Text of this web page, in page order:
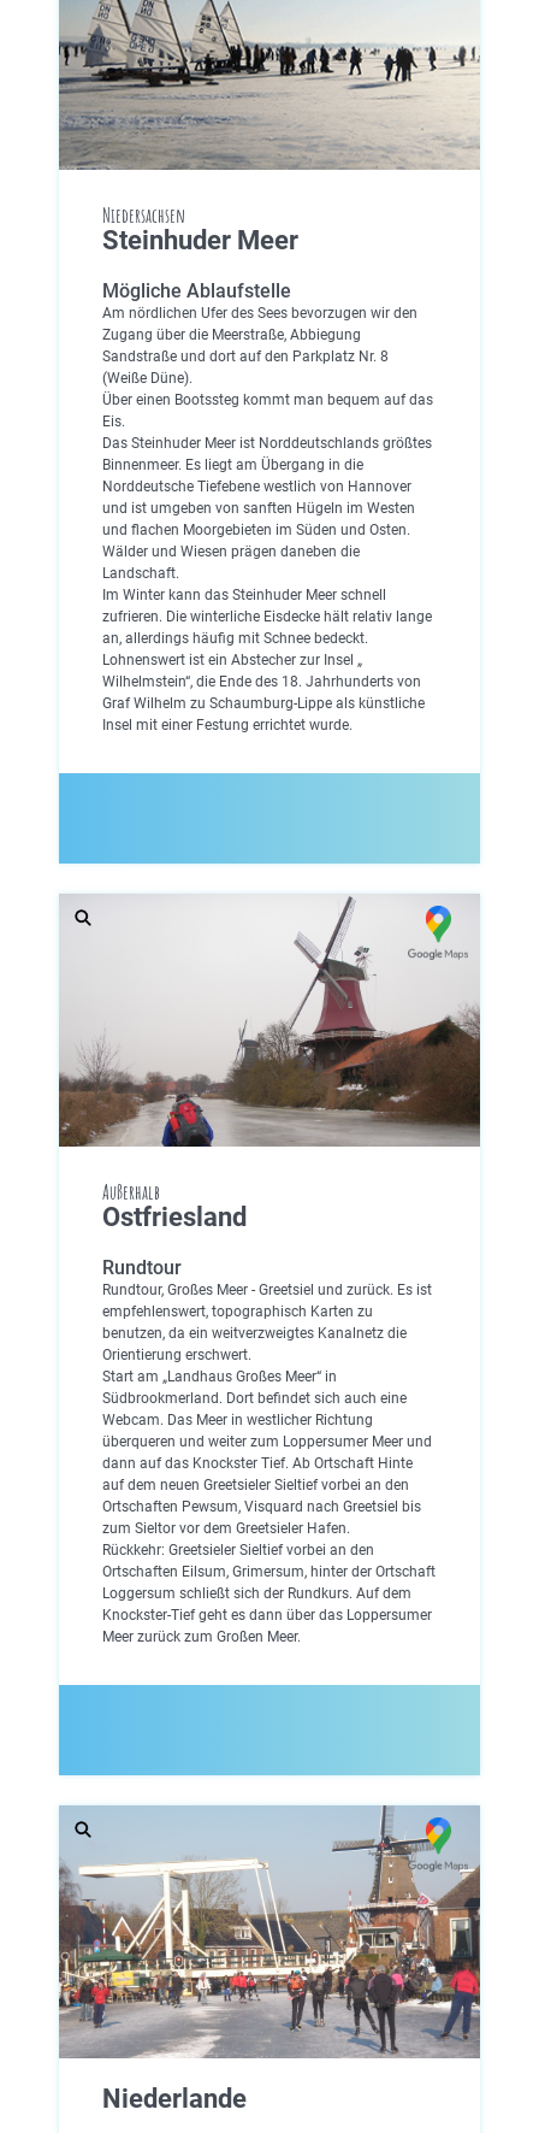
Niedersachsen
Steinhuder Meer
Mögliche Ablaufstelle
Am nördlichen Ufer des Sees bevorzugen wir den
Zugang über die Meerstraße, Abbiegung
Sandstraße und dort auf den Parkplatz Nr. 8
(Weiße Düne).
Über einen Bootssteg kommt man bequem auf das
Eis.
Das Steinhuder Meer ist Norddeutschlands größtes
Binnenmeer. Es liegt am Übergang in die
Norddeutsche Tiefebene westlich von Hannover
und ist umgeben von sanften Hügeln im Westen
und flachen Moorgebieten im Süden und Osten.
Wälder und Wiesen prägen daneben die
Landschaft.
Im Winter kann das Steinhuder Meer schnell
zufrieren. Die winterliche Eisdecke hält relativ lange
an, allerdings häufig mit Schnee bedeckt.
Lohnenswert ist ein Abstecher zur Insel „
Wilhelmstein“, die Ende des 18. Jahrhunderts von
Graf Wilhelm zu Schaumburg-Lippe als künstliche
Insel mit einer Festung errichtet wurde.
Außerhalb
Ostfriesland
Rundtour
Rundtour, Großes Meer - Greetsiel und zurück. Es ist
empfehlenswert, topographisch Karten zu
benutzen, da ein weitverzweigtes Kanalnetz die
Orientierung erschwert.
Start am „Landhaus Großes Meer“ in
Südbrookmerland. Dort befindet sich auch eine
Webcam. Das Meer in westlicher Richtung
überqueren und weiter zum Loppersumer Meer und
dann auf das Knockster Tief. Ab Ortschaft Hinte
auf dem neuen Greetsieler Sieltief vorbei an den
Ortschaften Pewsum, Visquard nach Greetsiel bis
zum Sieltor vor dem Greetsieler Hafen.
Rückkehr: Greetsieler Sieltief vorbei an den
Ortschaften Eilsum, Grimersum, hinter der Ortschaft
Loggersum schließt sich der Rundkurs. Auf dem
Knockster-Tief geht es dann über das Loppersumer
Meer zurück zum Großen Meer.
Niederlande